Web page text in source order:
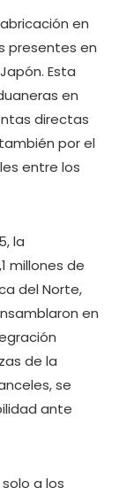
en
presentes en
Esta
en
directas
por el
entre los
la
millones de
del Norte,
en
de la
se
ante
a los